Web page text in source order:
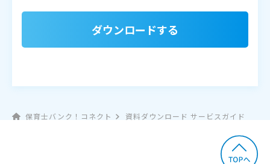
ダウンロードする
保育士バンク！コネクト 資料ダウンロード サービスガイド